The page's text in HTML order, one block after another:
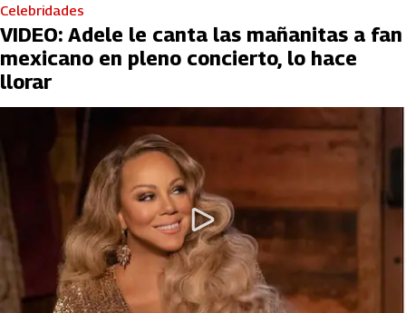
Celebridades
VIDEO: Adele le canta las mañanitas a fan
mexicano en pleno concierto, lo hace
llorar